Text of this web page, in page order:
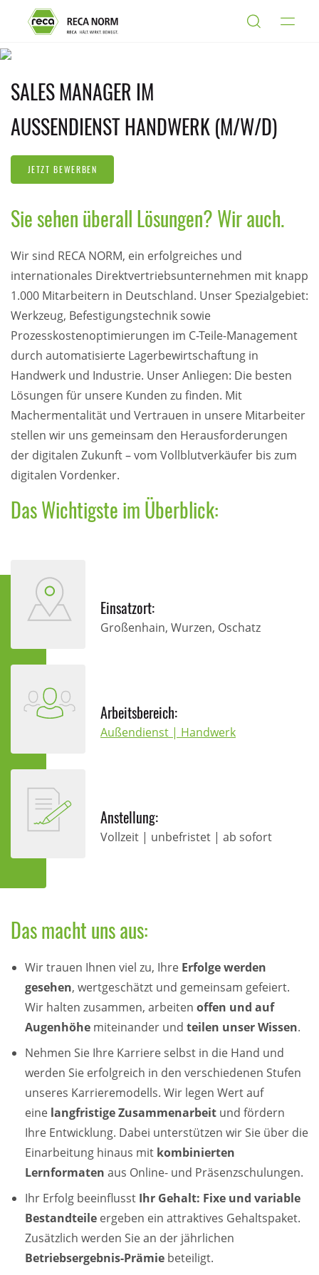
SALES MANAGER IM
AUSSENDIENST HANDWERK (M/W/D)
JETZT BEWERBEN
Sie sehen überall Lösungen? Wir auch.
Wir sind RECA NORM, ein erfolgreiches und
internationales Direktvertriebsunternehmen mit knapp
1.000 Mitarbeitern in Deutschland. Unser Spezialgebiet:
Werkzeug, Befestigungstechnik sowie
Prozesskostenoptimierungen im C-Teile-Management
durch automatisierte Lagerbewirtschaftung in
Handwerk und Industrie. Unser Anliegen: Die besten
Lösungen für unsere Kunden zu finden. Mit
Machermentalität und Vertrauen in unsere Mitarbeiter
stellen wir uns gemeinsam den Herausforderungen
der digitalen Zukunft – vom Vollblutverkäufer bis zum
digitalen Vordenker.
Das Wichtigste im Überblick:
Einsatzort:
Großenhain, Wurzen, Oschatz
Arbeitsbereich:
Außendienst | Handwerk
Anstellung:
Vollzeit | unbefristet | ab sofort
Das macht uns aus:
Wir trauen Ihnen viel zu, Ihre Erfolge werden
gesehen, wertgeschätzt und gemeinsam gefeiert.
Wir halten zusammen, arbeiten offen und auf
Augenhöhe miteinander und teilen unser Wissen.
Nehmen Sie Ihre Karriere selbst in die Hand und
werden Sie erfolgreich in den verschiedenen Stufen
unseres Karrieremodells. Wir legen Wert auf
eine langfristige Zusammenarbeit und fördern
Ihre Entwicklung. Dabei unterstützen wir Sie über die
Einarbeitung hinaus mit kombinierten
Lernformaten aus Online- und Präsenzschulungen.
Ihr Erfolg beeinflusst Ihr Gehalt: Fixe und variable
Bestandteile ergeben ein attraktives Gehaltspaket.
Zusätzlich werden Sie an der jährlichen
Betriebsergebnis-Prämie beteiligt.